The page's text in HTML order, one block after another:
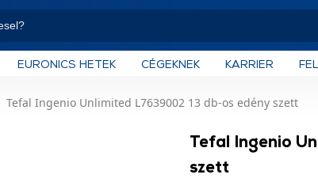
EURONICS HETEK CÉGEKNEK KARRIER
Tefal Ingenio Unlimited L7639002 13 db-os edény szett
Tefal Ingenio
szett